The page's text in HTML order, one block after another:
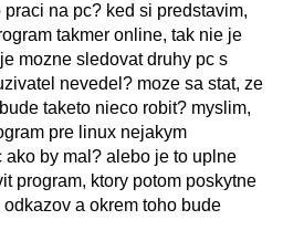
na pc? ked si predstavim,
takmer online, tak nie je
mozne sledovat druhy pc s
nevedel? moze sa stat, ze
taketo nieco robit? myslim,
pre linux nejakym
by mal? alebo je to uplne
program, ktory potom poskytne
a okrem toho bude